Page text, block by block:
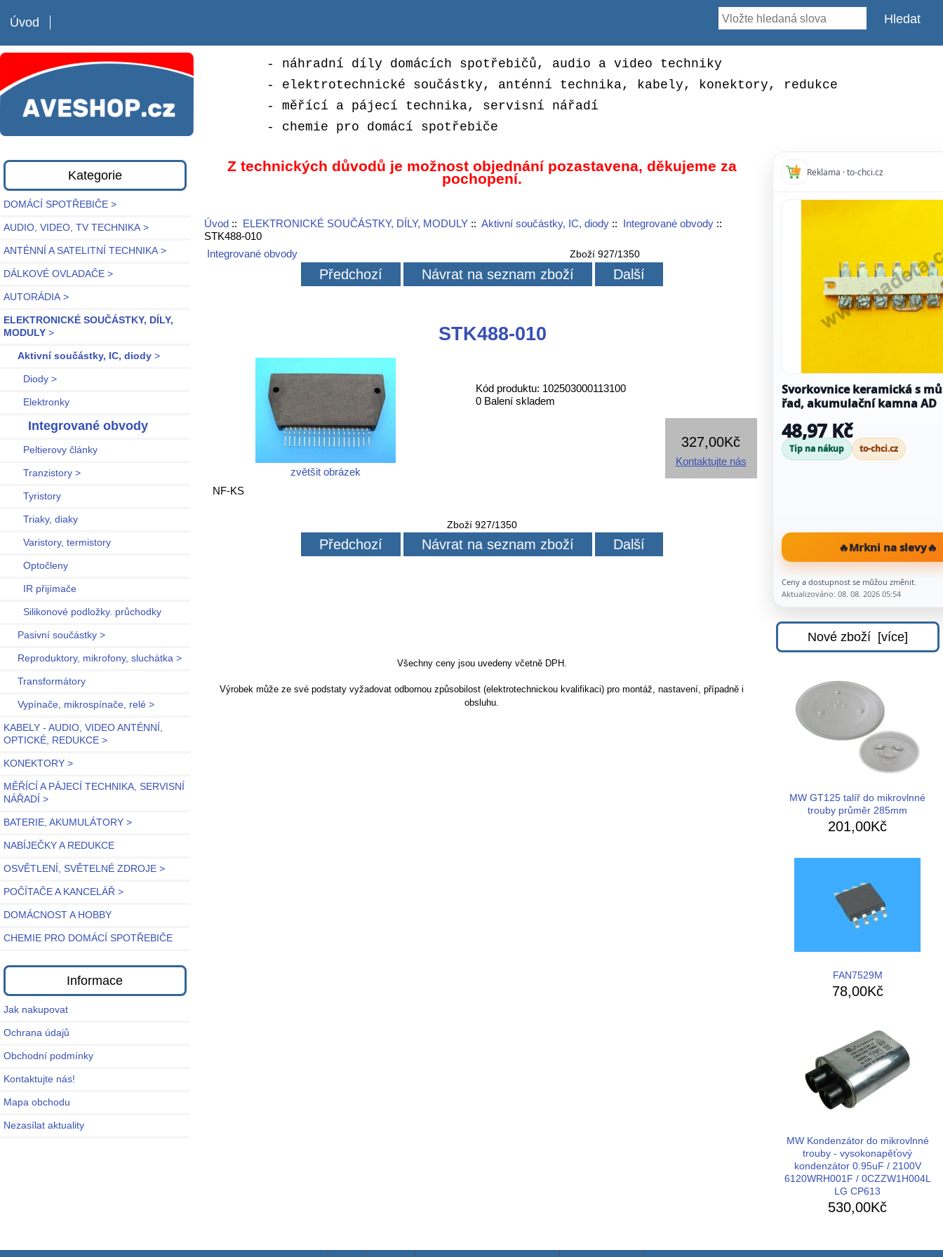
Úvod
- náhradní díly domácích spotřebičů, audio a video techniky
- elektrotechnické součástky, anténní technika, kabely, konektory, redukce
- měřící a pájecí technika, servisní nářadí
- chemie pro domácí spotřebiče
Kategorie
DOMÁCÍ SPOTŘEBIČE >
AUDIO, VIDEO, TV TECHNIKA >
ANTÉNNÍ A SATELITNÍ TECHNIKA >
DÁLKOVÉ OVLADAČE >
AUTORÁDIA >
ELEKTRONICKÉ SOUČÁSTKY, DÍLY,
MODULY >
Aktivní součástky, IC, diody >
Diody >
Elektronky
Integrované obvody
Peltierovy články
Tranzistory >
Tyristory
Triaky, diaky
Varistory, termistory
Optočleny
IR přijímače
Silikonové podložky. průchodky
Pasivní součástky >
Reproduktory, mikrofony, sluchátka >
Transformátory
Vypínače, mikrospínače, relé >
KABELY - AUDIO, VIDEO ANTÉNNÍ,
OPTICKÉ, REDUKCE >
KONEKTORY >
MĚŘÍCÍ A PÁJECÍ TECHNIKA, SERVISNÍ
NÁŘADÍ >
BATERIE, AKUMULÁTORY >
NABÍJEČKY A REDUKCE
OSVĚTLENÍ, SVĚTELNÉ ZDROJE >
POČÍTAČE A KANCELÁŘ >
DOMÁCNOST A HOBBY
CHEMIE PRO DOMÁCÍ SPOTŘEBIČE
Informace
Jak nakupovat
Ochrana údajů
Obchodní podmínky
Kontaktujte nás!
Mapa obchodu
Nezasílat aktuality
Z technických důvodů je možnost objednání pozastavena, děkujeme za
pochopení.
Úvod:: ELEKTRONICKÉ SOUČÁSTKY, DÍLY, MODULY:: Aktivní součástky, IC, diody:: Integrované obvody::
STK488-010
Integrované obvody
Zboží 927/1350
Předchozí Návrat na seznam zboží Další
STK488-010
zvětšit obrázek
Kód produktu: 102503000113100
0 Balení skladem
327,00Kč
Kontaktujte nás
NF-KS
Zboží 927/1350
Předchozí Návrat na seznam zboží Další
Všechny ceny jsou uvedeny včetně DPH.
Výrobek může ze své podstaty vyžadovat odbornou způsobilost (elektrotechnickou kvalifikaci) pro montáž, nastavení, případně i
obsluhu.
Reklama · to-chci.cz
Svorkovnice keramická s
řad, akumulační kamna AD
48,97 Kč
Tip na nákup to-chci.cz
🔥Mrkni na slevy🔥
Ceny a dostupnost se můžou změnit.
Aktualizováno: 08. 08. 2026 05:54
Nové zboží [více]
MW GT125 talíř do mikrovlnné
trouby průměr 285mm
201,00Kč
FAN7529M
78,00Kč
MW Kondenzátor do mikrovlnné
trouby - vysokonapěťový
kondenzátor 0.95uF / 2100V
6120WRH001F / 0CZZW1H004L
LG CP613
530,00Kč